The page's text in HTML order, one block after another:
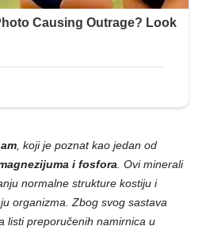
, koji je poznat kao jedan od
i fosfora . Ovi minerali
normalne strukture kostiju i
organizma. Zbog svog sastava
listi preporučenih namirnica u